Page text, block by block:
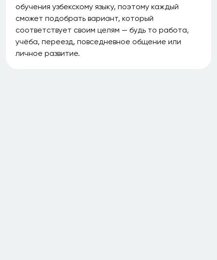
обучения узбекскому языку, поэтому каждый
сможет подобрать вариант, который
соответствует своим целям — будь то работа,
учёба, переезд, повседневное общение или
личное развитие.